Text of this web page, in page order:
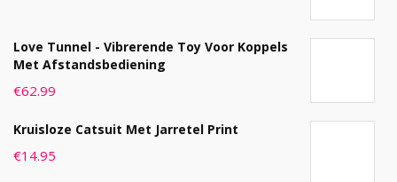
Love Tunnel - Vibrerende Toy Voor Koppels
Met Afstandsbediening
€62.99
Kruisloze Catsuit Met Jarretel Print
€14.95